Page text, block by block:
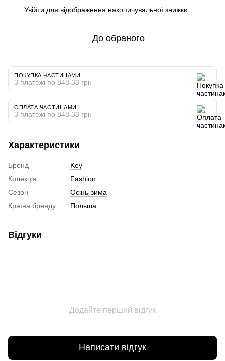
Увійти для відображення накопичувальної знижки
До обраного
ПОКУПКА ЧАСТИНАМИ
3 платежі по 848.33 грн
ОПЛАТА ЧАСТИНАМИ
3 платежі по 848.33 грн
Характеристики
Бренд
Key
Колекція
Fashion
Сезон
Осінь-зима
Країна бренду
Польша
Відгуки
Додайте перший відгук
Написати відгук